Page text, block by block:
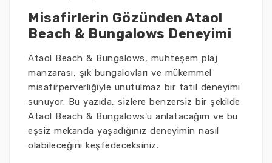
Misafirlerin Gözünden Ataol
Beach & Bungalows Deneyimi
Ataol Beach & Bungalows, muhteşem plaj
manzarası, şık bungalovları ve mükemmel
misafirperverliğiyle unutulmaz bir tatil deneyimi
sunuyor. Bu yazıda, sizlere benzersiz bir şekilde
Ataol Beach & Bungalows'u anlatacağım ve bu
eşsiz mekanda yaşadığınız deneyimin nasıl
olabileceğini keşfedeceksiniz.